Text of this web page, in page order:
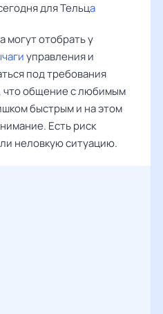
для Тельца
могут отобрать у
управления и
под требования
что общение с любимым
быстрым и на этом
Есть риск
неловкую ситуацию.